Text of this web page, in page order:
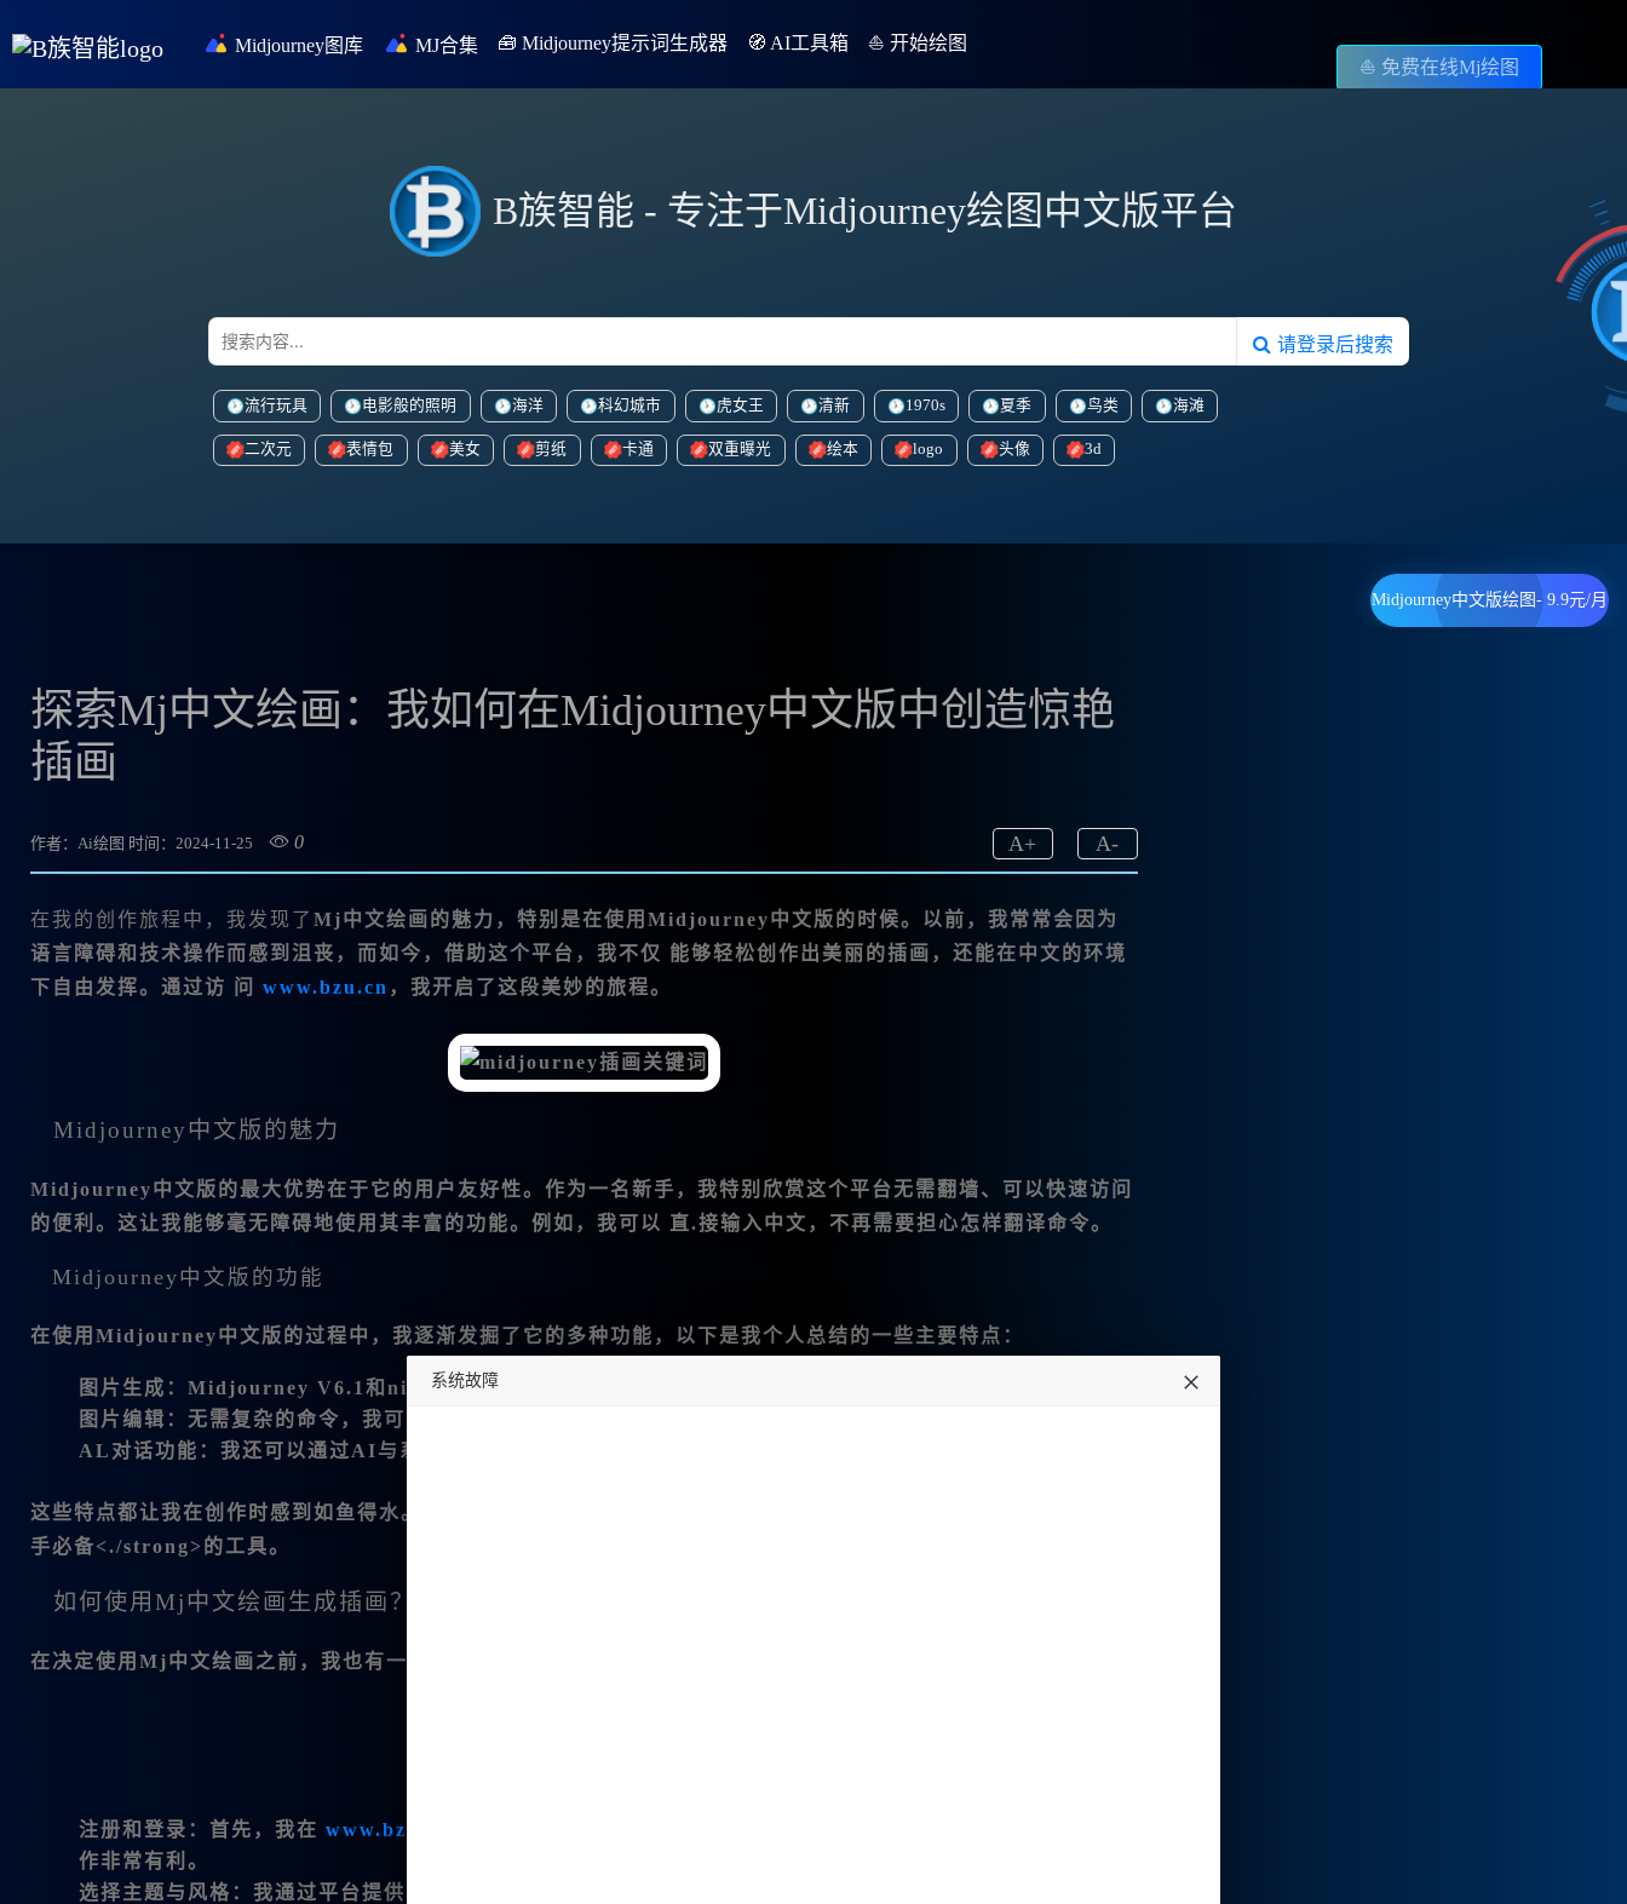
Midjourney图库 MJ合集 🧰 Midjourney提示词生成器 🧭 AI工具箱
⛵️ 开始绘图
⛵️ 免费在线Mj绘图
B族智能 - 专注于Midjourney绘图中文版平台
请登录后搜索
流行玩具 电影般的照明 海洋 科幻城市 虎女王 清新 1970s 夏季 鸟类 海滩
二次元 表情包 美女 剪纸 卡通 双重曝光 绘本 logo 头像 3d
Midjourney中文版绘图- 9.9元/月
探索Mj中文绘画：我如何在Midjourney中文版中创造惊艳
插画
作者：Ai绘图 时间：2024-11-25 0 A-
A+
在我的创作旅程中，我发现了 Mj中文绘画的魅力，特别是在使用Midjourney中文版的时候。以前，我常常会因为
语言障碍和技术操作而感到沮丧，而如今，借助这个平台，我不仅 能够轻松创作出美丽的插画，还能在中文的环境
下自由发挥。通过访 问 www.bzu.cn ，我开启了这段美妙的旅程。
Midjourney中文版的魅力
Midjourney中文版的最大优势在于它的用户友好性。作为一名新手，我特别欣赏这个平台无需翻墙、可以快速访问
的便利。这让我能够毫无障碍地使用其丰富的功能。例如，我可以 直.接输入中文 ，不再需要担心怎样翻译命令。
Midjourney中文版的功能
在使用Midjourney中文版的过程中，我逐渐发掘了它的多种功能，以下是我个人总结的一些主要特点：
图片生成 ：Midjourney V6.1和niji6版本的支持让我可以轻松生成高质量的插画，这对于我的创作非常重要。
图片编辑 ：无需复杂的命令，我可以通过简单的操作进行微调、变幻、平移等，完美适应我的需求。
AL对话功能 ：我还可以通过AI与系统进行对话，获取灵感和建议，让我的创作更加顺利。
这些特点都让我在创作时感到如鱼得水。尤其是对于初学者来说，Midjourney中文版简直是一个
手必备<./strong>的工具。
如何使用Mj中文绘画生成插画？
在决定使用 Mj中文绘画之前，我也有一些疑虑。在这里，我想分享一些简单的使用技巧，帮助更多人轻松上手：
注册和登录 ：首先，我在 www.bzu.cn
作非常有利。
选择主题与风格 ：我通过平台提供的风格库，选择了超过1800种全新风格模板，让我的插画更具个性。
系统故障